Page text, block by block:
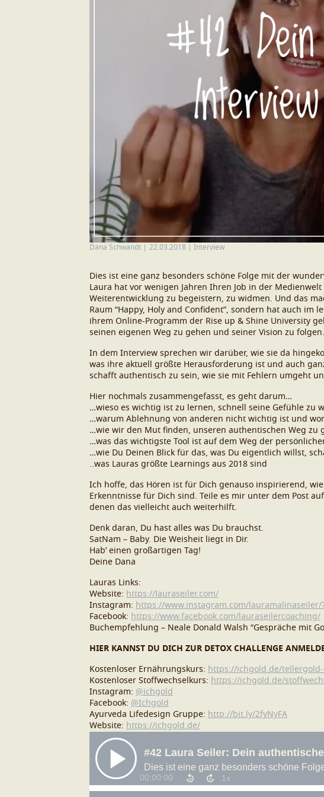
Dana Schwandt 22.03.2018 Interview
Dies ist eine ganz besonders schöne Folge mit der
Laura hat vor wenigen Jahren Ihren Job in der
Weiterentwicklung zu begeistern, zu widmen. Und das
Raum “Happy, Holy and Confident”, sondern hat auch
ihrem Online-Programm der Rise up & Shine University
seinen eigenen Weg zu gehen und seiner Vision zu folgen.
In dem Interview sprechen wir darüber, wie sie da
was ihre aktuell größte Herausforderung ist und auch
schafft authentisch zu sein, wie sie mit Fehlern umgeht
Hier nochmals zusammengefasst, es geht darum…
…wieso es wichtig ist zu lernen, schnell seine Gefühle zu
…warum Ablehnung von anderen nicht wichtig ist und
…wie wir den Mut finden, unseren authentischen Weg zu
…was das wichtigste Tool ist auf dem Weg der
…wie Du Deinen Blick für das, was Du eigentlich willst,
..was Lauras größte Learnings aus 2018 sind
Ich hoffe, das Hören ist für Dich genauso inspirierend,
Erkenntnisse für Dich sind. Teile es mir unter dem Post
denen das vielleicht auch weiterhilft.
Denk daran, Du hast alles was Du brauchst.
SatNam – Baby. Die Weisheit liegt in Dir.
Hab’ einen großartigen Tag!
Deine Dana
Lauras Links:
Website: https://lauraseiler.com/
Instagram: https://www.instagram.com/lauramalinaseiler/
Facebook: https://www.facebook.com/lauraseilercoaching/
Buchempfehlung – Neale Donald Walsh “Gespräche mit
HIER KANNST DU DICH ZUR DETOX CHALLENGE
Kostenloser Ernährungskurs: https://ichgold.de/
Kostenloser Stoffwechselkurs: https://ichgold.de/
Instagram: @ichgold
Facebook: @Ichgold
Ayurveda Lifedesign Gruppe: http://bit.ly/2fyNyFA
Website: https://ichgold.de/